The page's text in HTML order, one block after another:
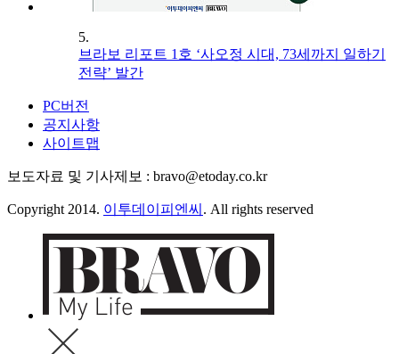
5.
브라보 리포트 1호 ‘사오정 시대, 73세까지 일하기
전략’ 발간
PC버전
공지사항
사이트맵
보도자료 및 기사제보 : bravo@etoday.co.kr
Copyright 2014. 이투데이피엔씨 . All rights reserved